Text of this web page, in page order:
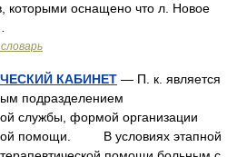
которыми оснащено что л. Новое
КАБИНЕТ — П. к. является
подразделением
службы, формой организации
помощи. В условиях этапной